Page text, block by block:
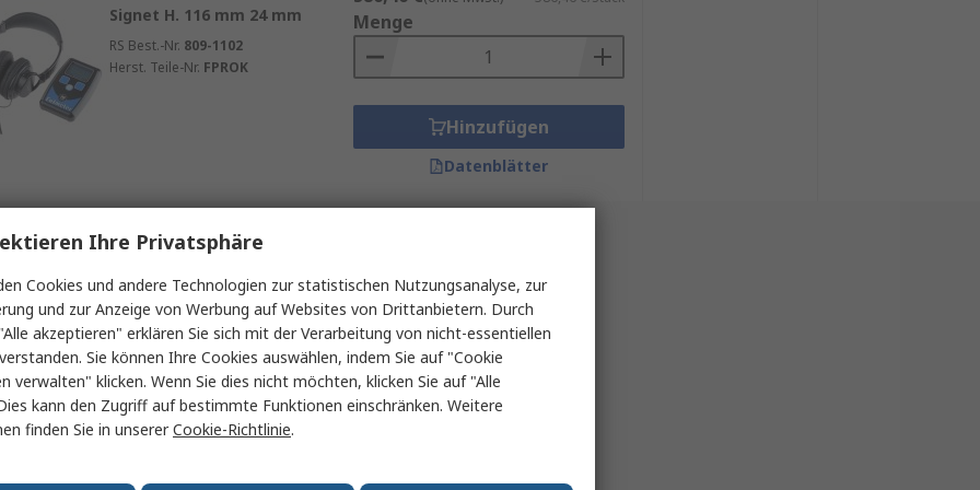
kennzeichnet Räume mit Induktionsschleifen – ein Zeichen für gelebte Inklusion.
folgende Punkte entscheidend:
Spule verfügen.
muss das System sein.
je nach Anwendung gibt es passende Lösungen.
installieren, andere erfordern Fachwissen.
Die Anschaffung einer Induktionsschleife lohnt sich. Sie verbessert nicht nur
Signet H. 116 mm 24 mm
RS Best.-Nr. 809-1102
Herst. Teile-Nr. FPROK
Menge
Hinzufügen
Datenblätter
Ihre Privatsphäre
Cookies und andere Technologien zur statistischen Nutzungsanalyse, zur
und zur Anzeige von Werbung auf Websites von Drittanbietern. Durch
akzeptieren" erklären Sie sich mit der Verarbeitung von nicht-essentiellen
Sie können Ihre Cookies auswählen, indem Sie auf "Cookie
verwalten" klicken. Wenn Sie dies nicht möchten, klicken Sie auf "Alle
kann den Zugriff auf bestimmte Funktionen einschränken. Weitere
finden Sie in unsererCookie-Richtlinie.